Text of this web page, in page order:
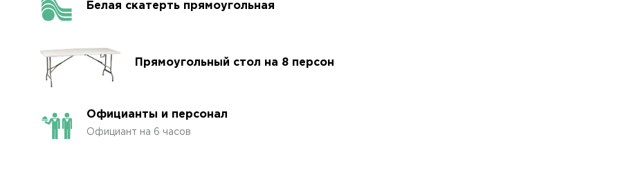
Белая скатерть прямоугольная
Прямоугольный стол на 8 персон
Официанты и персонал
Официант на 6 часов